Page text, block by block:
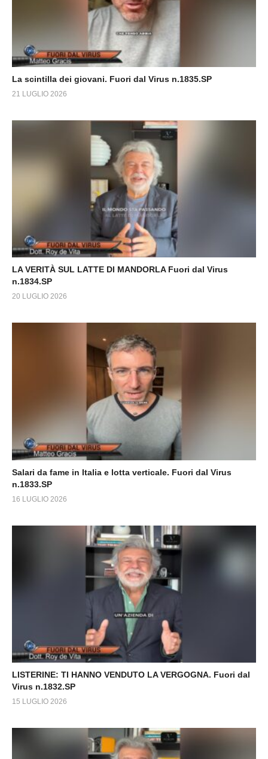
La scintilla dei giovani. Fuori dal Virus n.1835.SP
21 LUGLIO 2026
LA VERITÀ SUL LATTE DI MANDORLA Fuori dal Virus
n.1834.SP
20 LUGLIO 2026
Salari da fame in Italia e lotta verticale. Fuori dal Virus
n.1833.SP
16 LUGLIO 2026
LISTERINE: TI HANNO VENDUTO LA VERGOGNA. Fuori dal
Virus n.1832.SP
15 LUGLIO 2026